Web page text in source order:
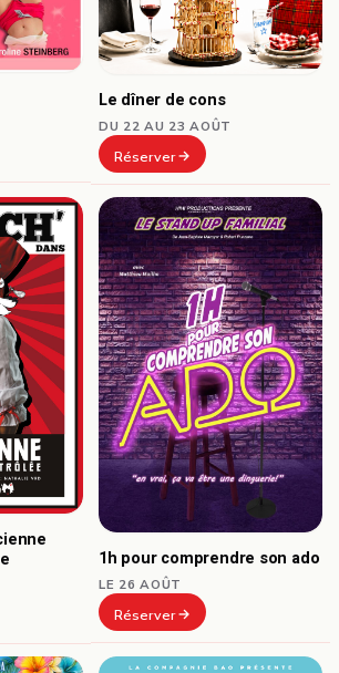
Le dîner de cons
DU 22 AU 23 AOÛT
Réserver
1h pour comprendre son ado
LE 26 AOÛT
Réserver